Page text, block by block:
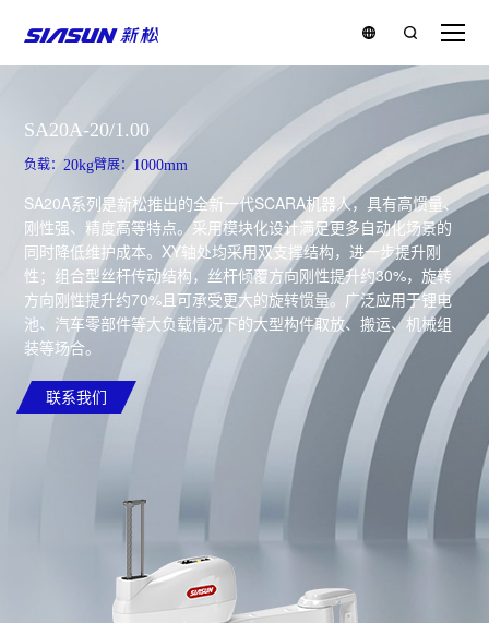
SA20A-20/1.00
负载： 20kg臂展：1000mm
SA20A系列是新松推出的全新一代SCARA机器人，具有高惯量、
刚性强、精度高等特点。采用模块化设计满足更多自动化场景的
同时降低维护成本。XY轴处均采用双支撑结构，进一步提升刚
性；组合型丝杆传动结构，丝杆倾覆方向刚性提升约30%，旋转
方向刚性提升约70%且可承受更大的旋转惯量。广泛应用于锂电
池、汽车零部件等大负载情况下的大型构件取放、搬运、机械组
装等场合。
联系我们